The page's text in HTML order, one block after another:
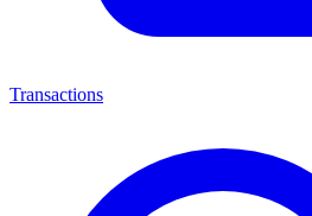
Transactions